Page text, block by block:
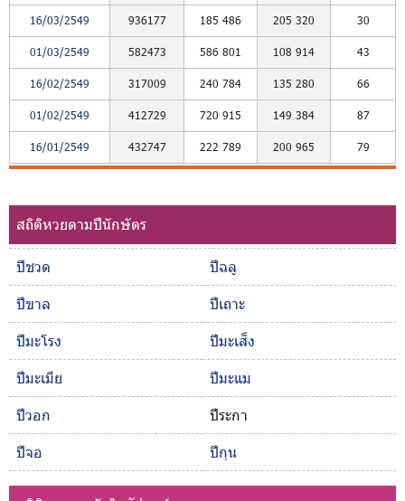
16/03/2549 936177 185 486 205 320 30
01/03/2549 582473 586 801 108 914 43
16/02/2549 317009 240 784 135 280 66
01/02/2549 412729 720 915 149 384 87
16/01/2549 432747 222 789 200 965 79
สถิติหวยตามปีนักษัตร
ปีชวด
ปีฉลู
ปีขาล
ปีเถาะ
ปีมะโรง
ปีมะเส็ง
ปีมะเมีย
ปีมะแม
ปีวอก
ปีระกา
ปีจอ
ปีกุน